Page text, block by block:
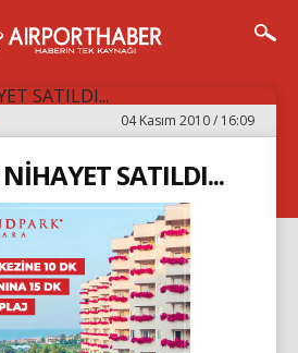
04 Kasım 2010 / 16:09
SATILDI...